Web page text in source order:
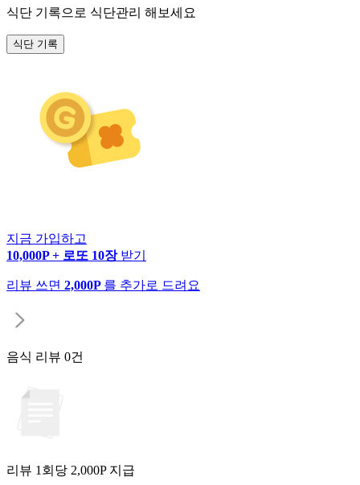
식단 기록으로 식단관리 해보세요
식단 기록
지금 가입하고
10,000P + 로또 10장 받기
리뷰 쓰면 2,000P 를 추가로 드려요
음식 리뷰 0건
리뷰 1회당 2,000P 지급